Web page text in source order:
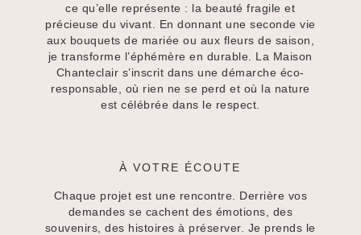
ce qu’elle représente : la beauté fragile et
précieuse du vivant. En donnant une seconde vie
aux bouquets de mariée ou aux fleurs de saison,
je transforme l’éphémère en durable. La Maison
Chanteclair s’inscrit dans une démarche éco-
responsable, où rien ne se perd et où la nature
est célébrée dans le respect.
À VOTRE ÉCOUTE
Chaque projet est une rencontre. Derrière vos
demandes se cachent des émotions, des
souvenirs, des histoires à préserver. Je prends le